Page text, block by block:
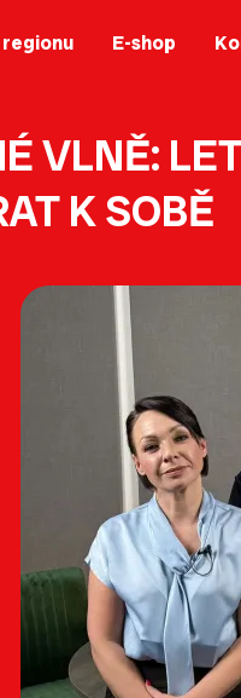
E-shop
VLNĚ:
K SOBĚ